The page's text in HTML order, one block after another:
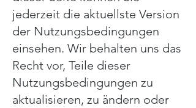
jederzeit die aktuellste Version
der Nutzungsbedingungen
einsehen. Wir behalten uns das
Recht vor, Teile dieser
Nutzungsbedingungen zu
aktualisieren, zu ändern oder